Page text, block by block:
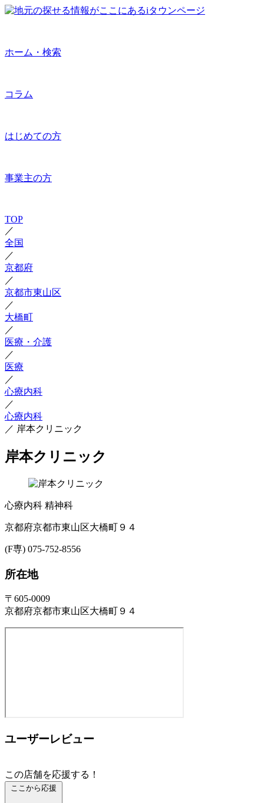
ホーム・検索
コラム
はじめての方
事業主の方
TOP
／
全国
／
京都府
／
京都市東山区
／
大橋町
／
医療・介護
／
医療
／
心療内科
／
心療内科
／ 岸本クリニック
岸本クリニック
心療内科 精神科
京都府京都市東山区大橋町９４
(F専) 075-752-8556
所在地
〒605-0009
京都府京都市東山区大橋町９４
ユーザーレビュー
この店舗を応援する！
ここから応援